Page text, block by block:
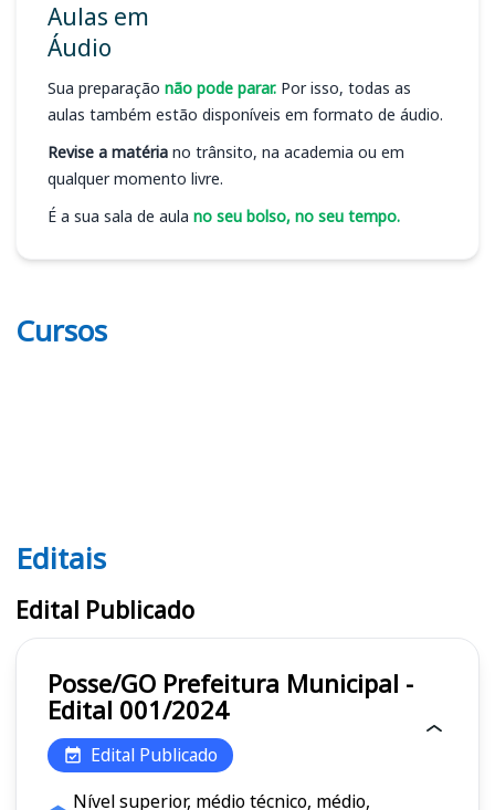
Aulas em
Áudio
Sua preparação não pode parar. Por isso, todas as
aulas também estão disponíveis em formato de áudio.
Revise a matéria no trânsito, na academia ou em
qualquer momento livre.
É a sua sala de aula no seu bolso, no seu tempo.
Cursos
Editais
Editais
Edital Publicado
Posse/GO Prefeitura Municipal -
Edital 001/2024
Edital Publicado
Nível superior, médio técnico, médio,